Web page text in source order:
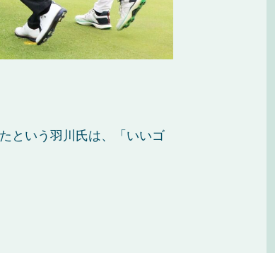
という羽川氏は、「いいゴ